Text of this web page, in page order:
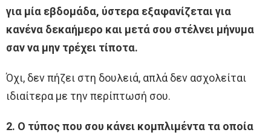
για μία εβδομάδα, ύστερα εξαφανίζεται για
κανένα δεκαήμερο και μετά σου στέλνει μήνυμα
σαν να μην τρέχει τίποτα.
Όχι, δεν πήζει στη δουλειά, απλά δεν ασχολείται
ιδιαίτερα με την περίπτωσή σου.
2. Ο τύπος που σου κάνει κομπλιμέντα τα οποία